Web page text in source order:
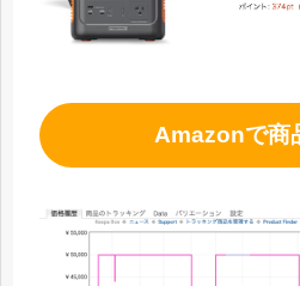
Amazonで商